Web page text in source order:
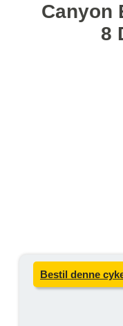
Canyon
8
Bestil denne